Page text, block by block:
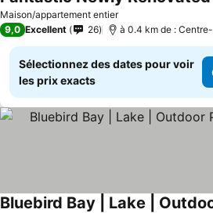
Maison/appartement entier
Consulter les prix
9,0 Excellent 26 à 0.4 km de :
Sélectionnez des dates pour voir
les prix exacts